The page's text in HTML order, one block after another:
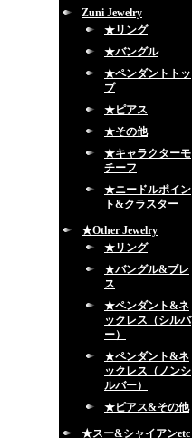
Zuni Jewelry
★リング
★バングル
★ペンダントトッ
プ
★ピアス
★その他
★キャラクターモ
チーフ
★ニードルポイン
ト&クラスター
★Other Jewelry
★リング
★バングル&ブレ
ス
★ペンダント&ネ
ックレス（シルバ
ー）
★ペンダント&ネ
ックレス（ノンシ
ルバー）
★ピアス&その他
★スー&シャイアンetc